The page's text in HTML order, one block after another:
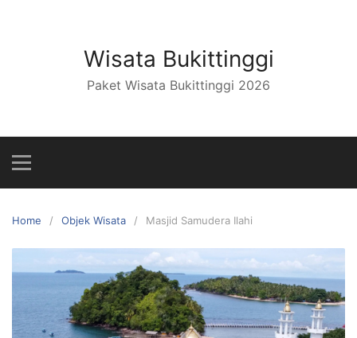
Wisata Bukittinggi
Paket Wisata Bukittinggi 2026
Home Objek Wisata Masjid Samudera Ilahi